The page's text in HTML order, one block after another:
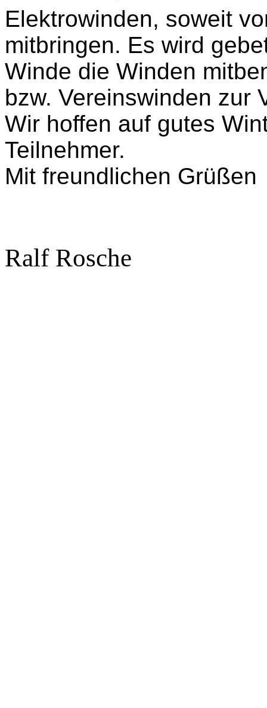
Elektrowinden, soweit
mitbringen. Es wird
Winde die Winden
bzw. Vereinswinden zur
Wir hoffen auf gutes
Teilnehmer.
Mit freundlichen Grüßen
Ralf Rosche